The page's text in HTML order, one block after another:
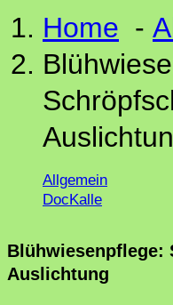
Home -
Allgemein
DocKalle
Blühwiesenpflege:
Auslichtung